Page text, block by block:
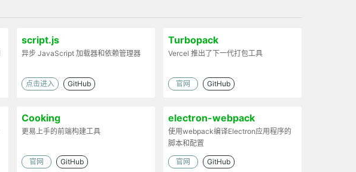
script.js
异步 JavaScript 加载器和依赖管理器
点击进入 GitHub
Turbopack
Vercel 推出了下一代打包工具
官网 GitHub
Cooking
更易上手的前端构建工具
官网 GitHub
electron-webpack
使用webpack编译Electron应用程序的
脚本和配置
官网 GitHub